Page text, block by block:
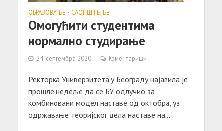
ОБРАЗОВАЊЕ • САОПШТЕЊE
Омогућити студентима
нормално студирање
24. септембра 2020. Коментариши
Ректорка Универзитета у Београду најавила је
прошле недеље да се БУ одлучио за
комбиновани модел наставе од октобра, уз
одржавање теоријског дела наставе на...